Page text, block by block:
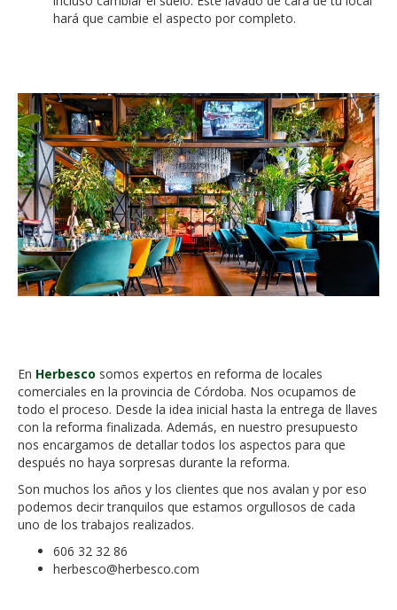
hará que cambie el aspecto por completo.
En Herbesco somos expertos en reforma de locales
comerciales en la provincia de Córdoba. Nos ocupamos de
todo el proceso. Desde la idea inicial hasta la entrega de llaves
con la reforma finalizada. Además, en nuestro presupuesto
nos encargamos de detallar todos los aspectos para que
después no haya sorpresas durante la reforma.
Son muchos los años y los clientes que nos avalan y por eso
podemos decir tranquilos que estamos orgullosos de cada
uno de los trabajos realizados.
606 32 32 86
herbesco@herbesco.com